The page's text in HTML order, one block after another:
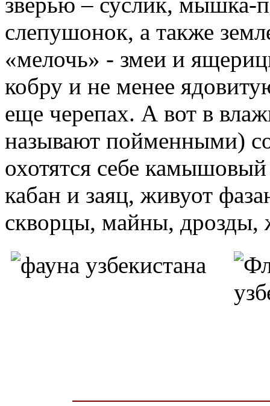
слепушонок, а также
«мелочь» - змеи и
кобру и не менее
еще черепах. А вот в
называют пойменными)
охотятся себе
кабан и заяц, живуот
скворцы, майны,